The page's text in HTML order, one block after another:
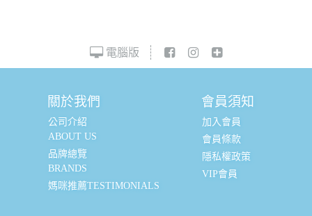
電腦版
關於我們
公司介紹
ABOUT US
品牌總覽
BRANDS
媽咪推薦TESTIMONIALS
會員須知
加入會員
會員條款
隱私權政策
VIP會員